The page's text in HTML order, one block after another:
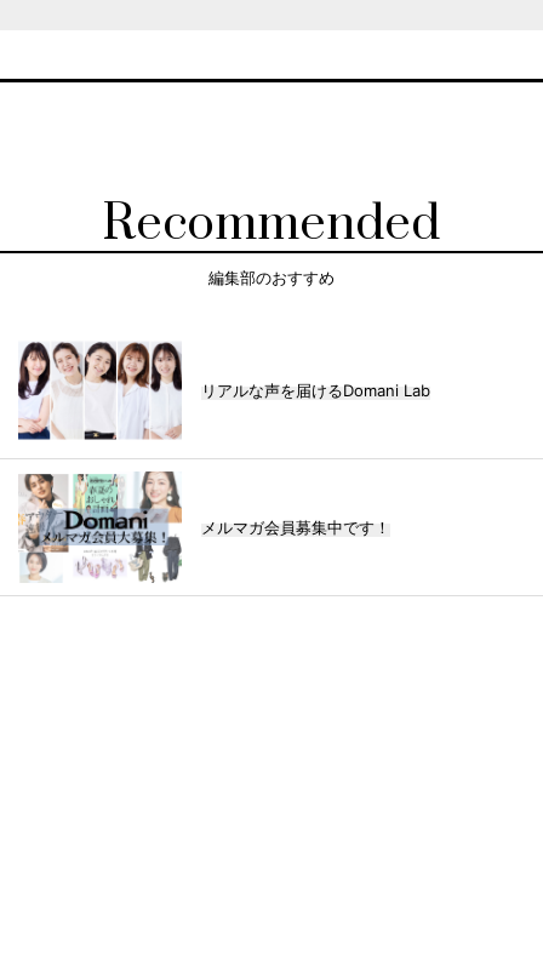
Recommended
編集部のおすすめ
リアルな声を届けるDomani Lab
メルマガ会員募集中です！